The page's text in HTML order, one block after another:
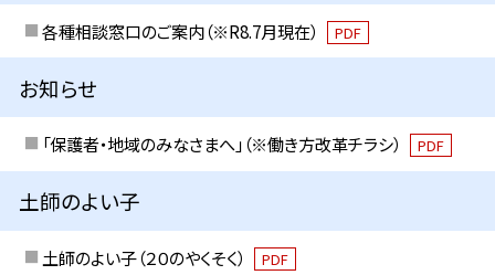
各種相談窓口のご案内（※R8.7月現在） PDF
お知らせ
「保護者・地域のみなさまへ」（※働き方改革チラシ） PDF
土師のよい子
土師のよい子（２０のやくそく） PDF